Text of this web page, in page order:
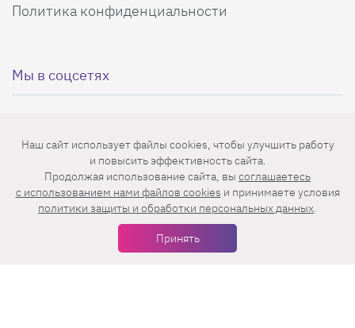
Политика конфиденциальности
Мы в соцсетях
Еженедельная рассылка с лучшими статьями
Наш сайт использует файлы cookies, чтобы улучшить работу
и повысить эффективность сайта.
Продолжая использование сайта, вы соглашаетесь
c использованием нами файлов cookies и принимаете условия
политики защиты и обработки персональных данных.
Принять